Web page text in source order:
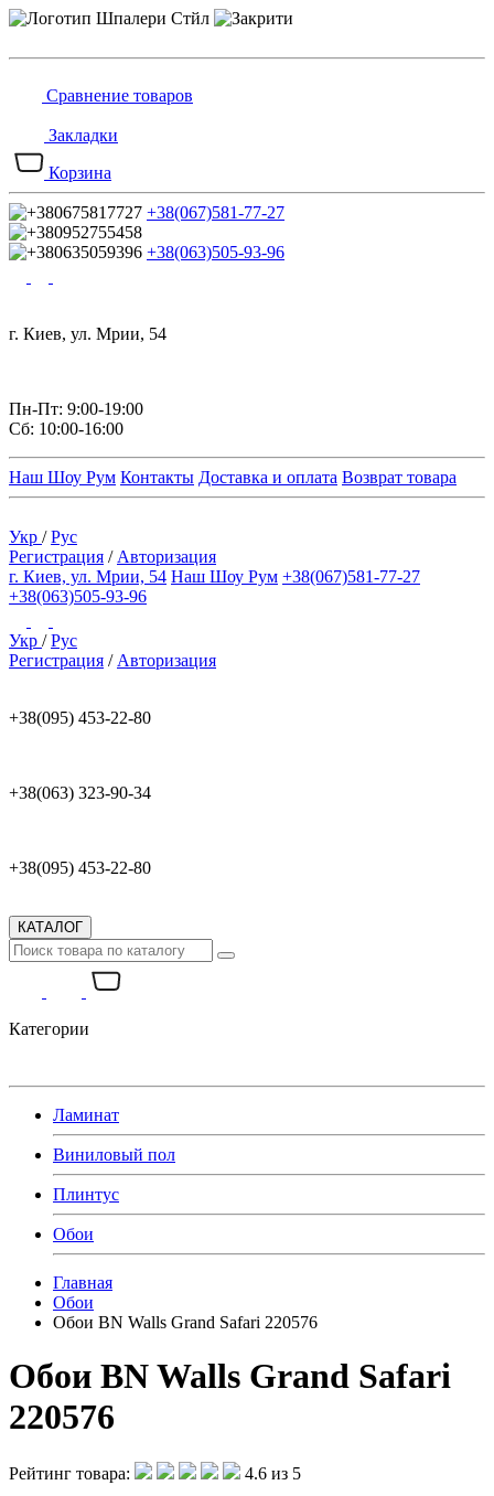
Сравнение товаров
Закладки
Корзина
+38(067)581-77-27
+38(063)505-93-96
г. Киев, ул. Мрии, 54
Пн-Пт: 9:00-19:00
Сб: 10:00-16:00
Наш Шоу Рум Контакты Доставка и оплата Возврат товара
Укр /Рус
Регистрация / Авторизация
г. Киев, ул. Мрии, 54 Наш Шоу Рум +38(067)581-77-27
+38(063)505-93-96
Укр /Рус
Регистрация / Авторизация
+38(095) 453-22-80
+38(063) 323-90-34
+38(095) 453-22-80
КАТАЛОГ
Категории
Ламинат
Виниловый пол
Плинтус
Обои
Главная
Обои
Обои BN Walls Grand Safari 220576
Обои BN Walls Grand Safari
220576
Рейтинг товара: 4.6 из 5